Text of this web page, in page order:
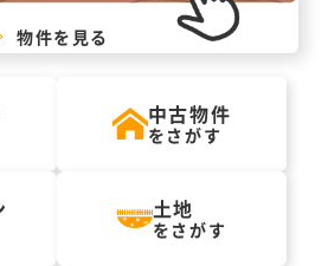
物件を見る
中古物件
をさがす
土地
をさがす